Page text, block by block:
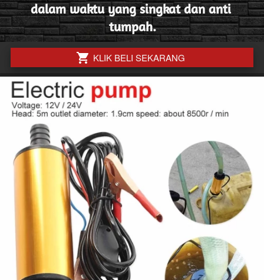
dalam waktu yang singkat dan anti
tumpah.
` KLIK BELI SEKARANG